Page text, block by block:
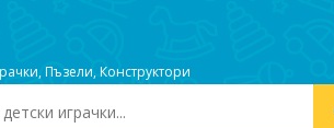
,Пъзели,Конструктори